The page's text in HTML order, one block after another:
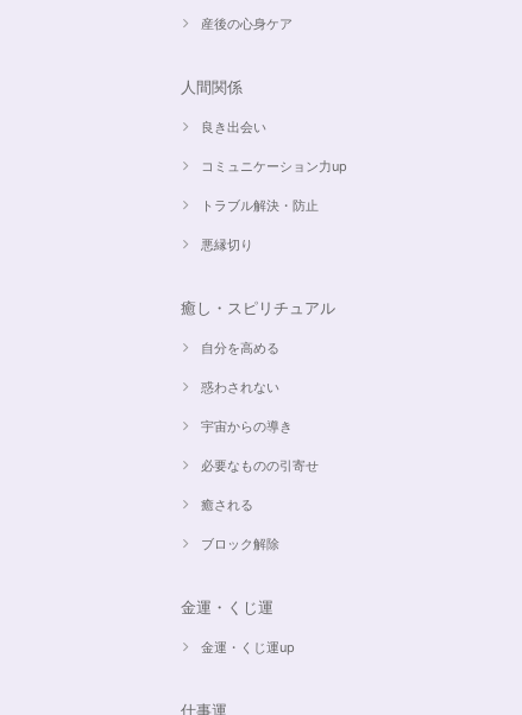
産後の心身ケア
人間関係
良き出会い
コミュニケーション力up
トラブル解決・防止
悪縁切り
癒し・スピリチュアル
自分を高める
惑わされない
宇宙からの導き
必要なものの引寄せ
癒される
ブロック解除
金運・くじ運
金運・くじ運up
仕事運